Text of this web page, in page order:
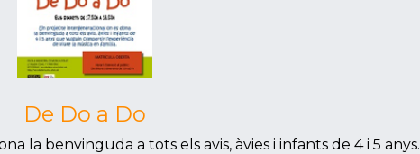
De Do a Do
la benvinguda a tots els avis, àvies i infants de 4 i 5 anys.